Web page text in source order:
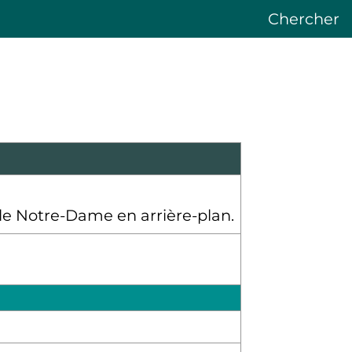
Chercher
Notre-Dame en arrière-plan.